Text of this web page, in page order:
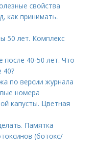
свойства
как принимать.
50 лет. Комплекс
40-50 лет. Что
40?
по версии журнала
номера
капусты. Цветная
Памятка
(ботокс/